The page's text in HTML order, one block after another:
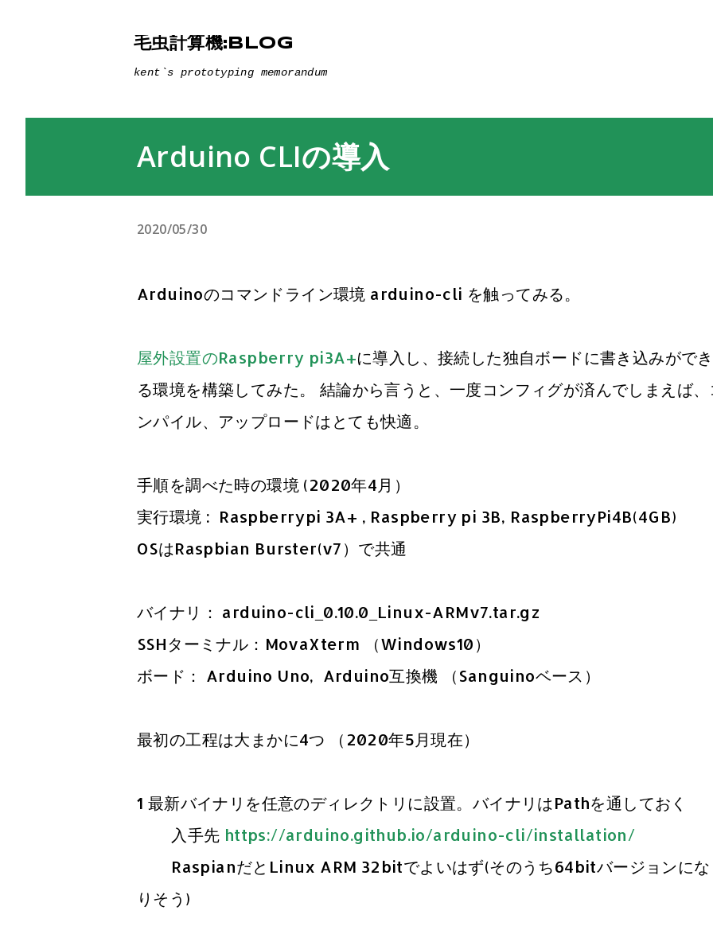
毛虫計算機:BLOG
kent`s prototyping memorandum
Arduino CLIの導入
2020/05/30
Arduinoのコマンドライン環境 arduino-cli を触ってみる。
屋外設置のRaspberry pi3A+に導入し、接続した独自ボードに書き込みができ
る環境を構築してみた。 結論から言うと、一度コンフィグが済んでしまえば、
ンパイル、アップロードはとても快適。
手順を調べた時の環境 (2020年4月）
実行環境 : Raspberrypi 3A+ , Raspberry pi 3B, RaspberryPi4B(4GB)
OSはRaspbian Burster(v7）で共通
バイナリ： arduino-cli_0.10.0_Linux-ARMv7.tar.gz
SSHターミナル：MovaXterm （Windows10）
ボード： Arduino Uno, Arduino互換機 （Sanguinoベース）
最初の工程は大まかに4つ （2020年5月現在）
1 最新バイナリを任意のディレクトリに設置。バイナリはPathを通しておく
入手先 https://arduino.github.io/arduino-cli/installation/
RaspianだとLinux ARM 32bitでよいはず(そのうち64bitバージョンにな
りそう)